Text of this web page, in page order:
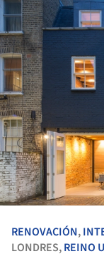
RENOVACIÓN,
LONDRES,REINO